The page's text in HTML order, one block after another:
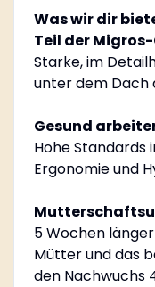
Was wir dir
Teil der
Starke, im
unter dem Dach
Gesund
Hohe Standards
Ergonomie und
5 Wochen
Mütter und das
den Nachwuchs